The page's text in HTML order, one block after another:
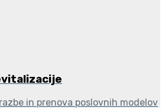
in prenova poslovnih modelov